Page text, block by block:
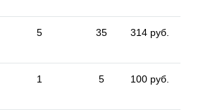
5 35 314 руб.
1 5 100 руб.